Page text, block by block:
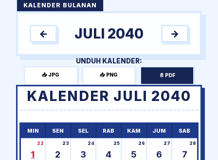
KALENDER BULANAN
← JULI 2040 →
UNDUH KALENDER:
📥 JPG 📥 PNG 📄 PDF
KALENDER JULI 2040
MIN SEN SEL RAB KAM JUM SAB
1
22
2
23
3
24
4
25
5
26
6
27
7
28